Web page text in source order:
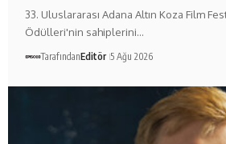
33. Uluslararası Adana Altın Koza Film
Ödülleri'nin sahiplerini…
TarafındanEditör 5 Ağu 2026